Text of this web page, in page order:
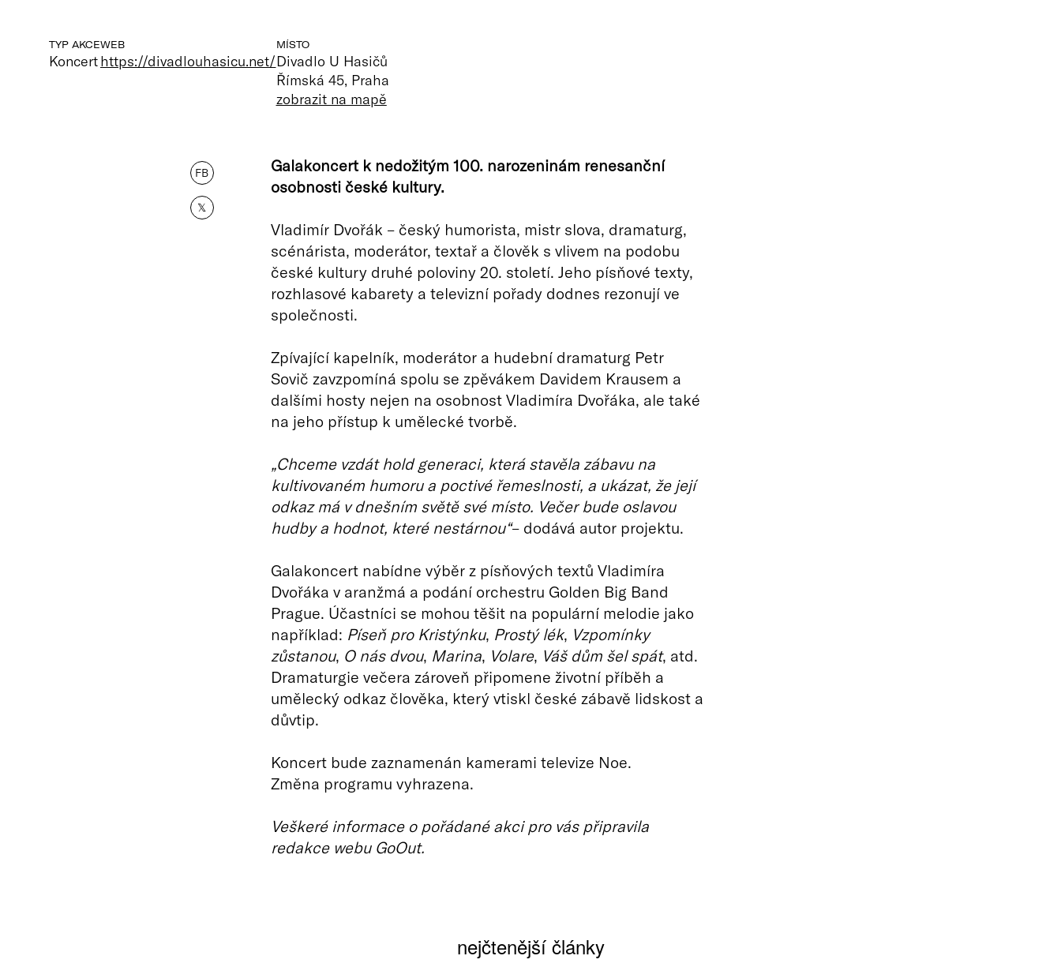
TYP AKCE
Koncert
WEB
https://divadlouhasicu.net/
MÍSTO
Divadlo U Hasičů
Římská 45, Praha
zobrazit na mapě
FB
𝕏
Galakoncert k nedožitým 100. narozeninám renesanční
osobnosti české kultury.
Vladimír Dvořák – český humorista, mistr slova, dramaturg,
scénárista, moderátor, textař a člověk s vlivem na podobu
české kultury druhé poloviny 20. století. Jeho písňové texty,
rozhlasové kabarety a televizní pořady dodnes rezonují ve
společnosti.
Zpívající kapelník, moderátor a hudební dramaturg Petr
Sovič zavzpomíná spolu se zpěvákem Davidem Krausem a
dalšími hosty nejen na osobnost Vladimíra Dvořáka, ale také
na jeho přístup k umělecké tvorbě.
„Chceme vzdát hold generaci, která stavěla zábavu na
kultivovaném humoru a poctivé řemeslnosti, a ukázat, že její
odkaz má v dnešním světě své místo. Večer bude oslavou
hudby a hodnot, které nestárnou“– dodává autor projektu.
Galakoncert nabídne výběr z písňových textů Vladimíra
Dvořáka v aranžmá a podání orchestru Golden Big Band
Prague. Účastníci se mohou těšit na populární melodie jako
například: Píseň pro Kristýnku, Prostý lék, Vzpomínky
zůstanou, O nás dvou, Marina, Volare, Váš dům šel spát, atd.
Dramaturgie večera zároveň připomene životní příběh a
umělecký odkaz člověka, který vtiskl české zábavě lidskost a
důvtip.
Koncert bude zaznamenán kamerami televize Noe.
Změna programu vyhrazena.
Veškeré informace o pořádané akci pro vás připravila
redakce webu GoOut.
nejčtenější články